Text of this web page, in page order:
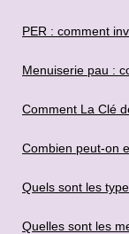
PER : comment
Menuiserie pau :
Comment La Clé
Combien peut-on
Quels sont les
Quelles sont les